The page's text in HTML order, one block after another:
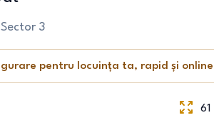
Sector 3
pentru locuința ta, rapid și
61